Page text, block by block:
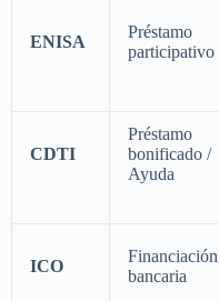
ENISA
Préstamo
participativo
CDTI
Préstamo
bonificado /
Ayuda
ICO
Financiación
bancaria